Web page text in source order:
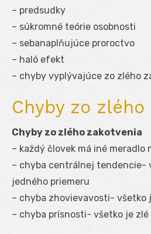
– predsudky
– súkromné teórie osobnosti
– sebanaplňujúce proroctvo
– haló efekt
– chyby vyplývajúce zo zlého
Chyby zo
Chyby zo zlého zakotvenia
– každý človek má iné meradlo
– chyba centrálnej tendencie-
jedného priemeru
– chyba zhovievavosti- všetko
– chyba prísnosti- všetko je zlé